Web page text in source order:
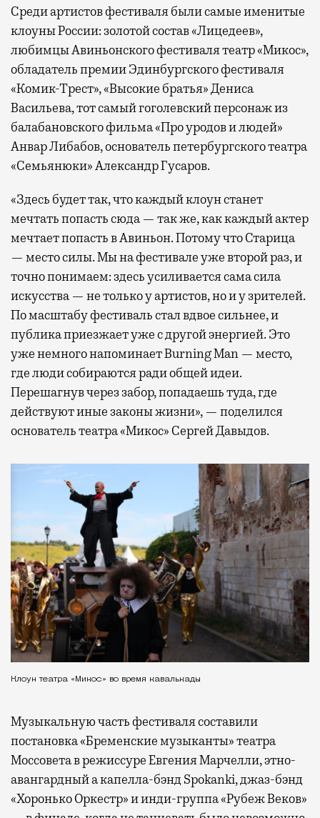
Среди артистов фестиваля были самые именитые
клоуны России: золотой состав «Лицедеев»,
любимцы Авиньонского фестиваля театр «Микос»,
обладатель премии Эдинбургского фестиваля
«Комик-Трест», «Высокие братья» Дениса
Васильева, тот самый гоголевский персонаж из
балабановского фильма «Про уродов и людей»
Анвар Либабов, основатель петербургского театра
«Семьянюки» Александр Гусаров.
«Здесь будет так, что каждый клоун станет
мечтать попасть сюда — так же, как каждый актер
мечтает попасть в Авиньон. Потому что Старица
— место силы. Мы на фестивале уже второй раз, и
точно понимаем: здесь усиливается сама сила
искусства — не только у артистов, но и у зрителей.
По масштабу фестиваль стал вдвое сильнее, и
публика приезжает уже с другой энергией. Это
уже немного напоминает Burning Man — место,
где люди собираются ради общей идеи.
Перешагнув через забор, попадаешь туда, где
действуют иные законы жизни», — поделился
основатель театра «Микос» Сергей Давыдов.
Клоун театра «Микос» во время кавалькады
Музыкальную часть фестиваля составили
постановка «Бременские музыканты» театра
Моссовета в режиссуре Евгения Марчелли, этно-
авангардный а капелла-бэнд Spokanki, джаз-бэнд
«Хоронько Оркестр» и инди-группа «Рубеж Веков»